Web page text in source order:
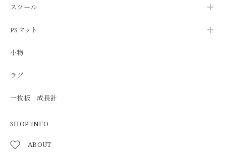
スツール
PSマット
小物
ラグ
一枚板 成長計
SHOP INFO
ABOUT